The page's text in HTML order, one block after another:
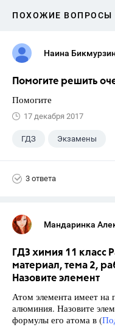
ПОХОЖИЕ ВОПРОСЫ
Наина
Помогите решить
Помогите
17 декабря 2017
ГДЗ Экзамены
3 ответа
Мандаринка
ГДЗ химия 11 класс
материал, тема 2,
Назовите элемент
Атом элемента имеет на
алюминия. Назовите
формулы его атома в (